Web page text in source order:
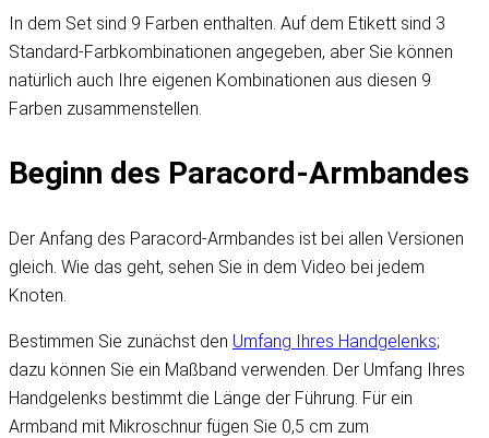
In dem Set sind 9 Farben enthalten. Auf dem Etikett sind 3
Standard-Farbkombinationen angegeben, aber Sie können
natürlich auch Ihre eigenen Kombinationen aus diesen 9
Farben zusammenstellen.
Beginn des Paracord-Armbandes
Der Anfang des Paracord-Armbandes ist bei allen Versionen
gleich. Wie das geht, sehen Sie in dem Video bei jedem
Knoten.
Bestimmen Sie zunächst den Umfang Ihres Handgelenks;
dazu können Sie ein Maßband verwenden. Der Umfang Ihres
Handgelenks bestimmt die Länge der Führung. Für ein
Armband mit Mikroschnur fügen Sie 0,5 cm zum